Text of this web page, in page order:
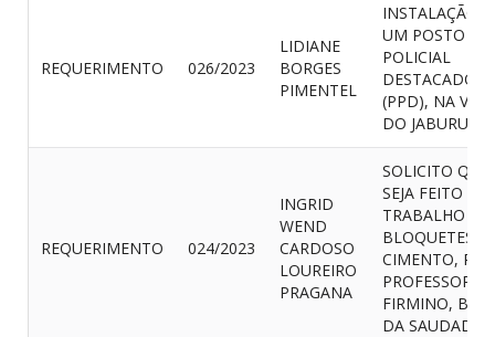
REQUERIMENTO 026/2023
LIDIANE
BORGES
PIMENTEL
INSTALAÇÃO
UM POSTO
POLICIAL
DESTACADO
(PPD), NA VILA
DO JABURU
REQUERIMENTO 024/2023
INGRID
WEND
CARDOSO
LOUREIRO
PRAGANA
SOLICITO QUE
SEJA FEITO O
TRABALHO DE
BLOQUETES
CIMENTO, RUA
PROFESSOR
FIRMINO,
DA SAUDADE.